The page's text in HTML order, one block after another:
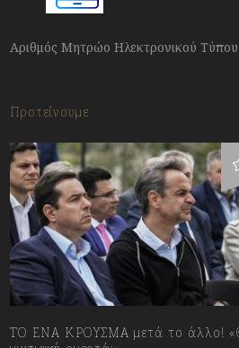
Αριθμός Μητρώο Ηλεκτρονικού
Προτείνουμε
ΤΟ ΕΝΑ ΚΡΟΥΣΜΑ μετά το άλλο!